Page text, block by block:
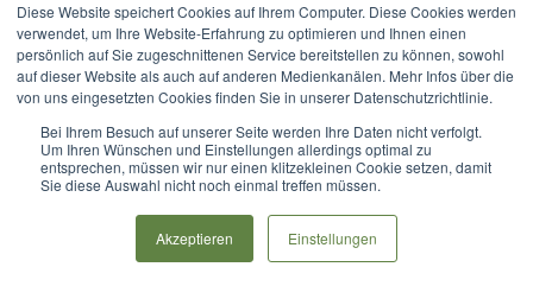
Diese Website speichert Cookies auf Ihrem Computer. Diese Cookies werden
verwendet, um Ihre Website-Erfahrung zu optimieren und Ihnen einen
persönlich auf Sie zugeschnittenen Service bereitstellen zu können, sowohl
auf dieser Website als auch auf anderen Medienkanälen. Mehr Infos über die
von uns eingesetzten Cookies finden Sie in unserer Datenschutzrichtlinie.
Bei Ihrem Besuch auf unserer Seite werden Ihre Daten nicht verfolgt.
Um Ihren Wünschen und Einstellungen allerdings optimal zu
entsprechen, müssen wir nur einen klitzekleinen Cookie setzen, damit
Sie diese Auswahl nicht noch einmal treffen müssen.
Akzeptieren Einstellungen
Copyright 2017-2020 Radweg Allendorfer Straße e.V. |Impressum
Datenschutz|Haftungsausschluss
Rss